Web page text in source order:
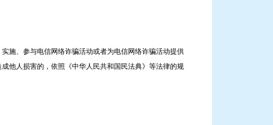
施、参与电信网络诈骗活动或者为电信网络诈骗活动提供
他人损害的，依照《中华人民共和国民法典》等法律的规